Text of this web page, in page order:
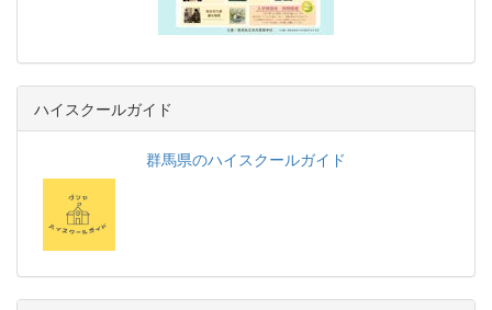
ハイスクールガイド
群馬県のハイスクールガイド